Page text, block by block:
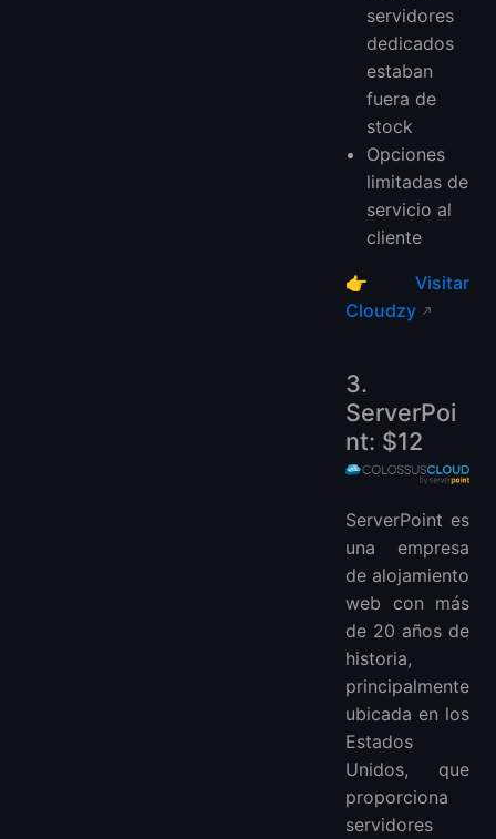
servidores
dedicados
estaban
fuera de
stock
Opciones
limitadas de
servicio al
cliente
👉 Visitar
Cloudzy
3.
ServerPoi
nt: $12
ServerPoint es
una empresa
de alojamiento
web con más
de 20 años de
historia,
principalmente
ubicada en los
Estados
Unidos, que
proporciona
servidores